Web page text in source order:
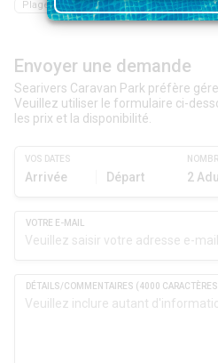
Plage Bar Piscine
Envoyer une demande
Searivers Caravan Park préfère
Veuillez utiliser le formulaire ci-
les prix et la disponibilité.
VOS DATES
Arrivée Départ 2